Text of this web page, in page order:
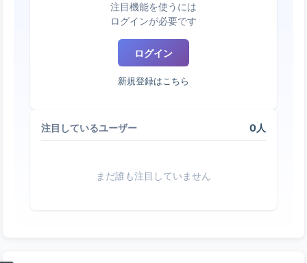
注目機能を使うには
ログインが必要です
ログイン
新規登録はこちら
注目しているユーザー 0人
まだ誰も注目していません